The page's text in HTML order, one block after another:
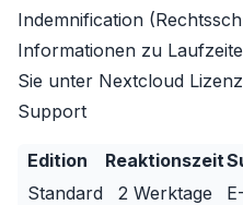
Indemnification
Informationen zu
Sie unter Nextcloud
Support
Edition Reaktionszeit
Standard
2 Werktage